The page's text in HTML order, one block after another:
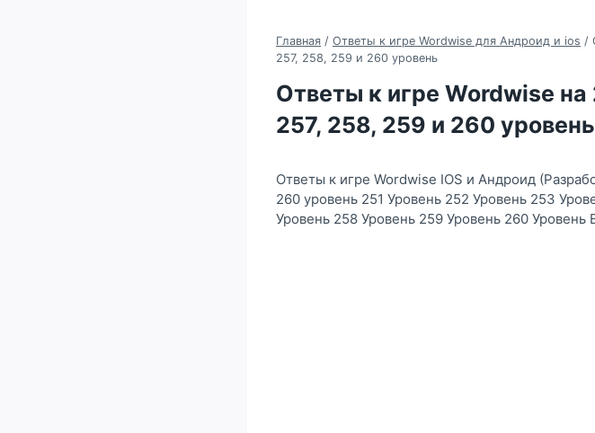
Главная / Ответы к игре Wordwise для Андроид и ios /
257, 258, 259 и 260 уровень
Ответы к игре Wordwise
257, 258, 259 и 260 уровень
Ответы к игре Wordwise IOS и Андроид
260 уровень 251 Уровень 252 Уровень 253
Уровень 258 Уровень 259 Уровень 260 Уровень